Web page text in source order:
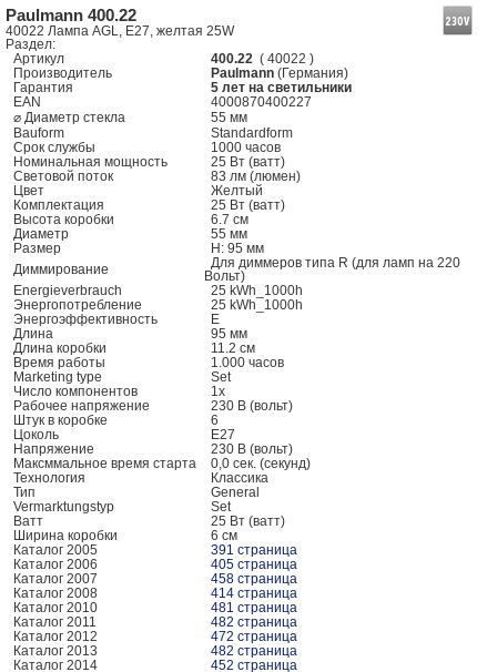
Paulmann 400.22
40022 Лампа AGL, E27, желтая 25W
Раздел:
Артикул
400.22 ( 40022 )
Производитель
Paulmann (Германия)
Гарантия
5 лет на светильники
EAN
4000870400227
⌀ Диаметр стекла
55 мм
Bauform
Standardform
Срок службы
1000 часов
Номинальная мощность
25 Вт (ватт)
Световой поток
83 лм (люмен)
Цвет
Желтый
Комплектация
25 Вт (ватт)
Высота коробки
6.7 см
Диаметр
55 мм
Размер
H: 95 мм
Диммирование
Для диммеров типа R (для ламп на 220
Вольт)
Energieverbrauch
25 kWh_1000h
Энергопотребление
25 kWh_1000h
Энергоэффективность
E
Длина
95 мм
Длина коробки
11.2 см
Время работы
1.000 часов
Marketing type
Set
Число компонентов
1x
Рабочее напряжение
230 В (вольт)
Штук в коробке
6
Цоколь
E27
Напряжение
230 В (вольт)
Максммальное время старта
0,0 сек. (секунд)
Технология
Классика
Тип
General
Vermarktungstyp
Set
Ватт
25 Вт (ватт)
Ширина коробки
6 см
Каталог 2005
391 страница
Каталог 2006
405 страница
Каталог 2007
458 страница
Каталог 2008
414 страница
Каталог 2010
481 страница
Каталог 2011
482 страница
Каталог 2012
472 страница
Каталог 2013
482 страница
Каталог 2014
452 страница